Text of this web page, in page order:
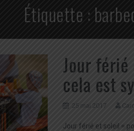
Étiquette :
Jour
cela est
25 mai 2017
Jour férié et soleil =